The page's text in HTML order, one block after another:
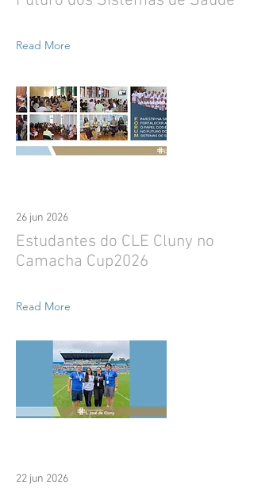
Read More
26 jun 2026
Estudantes do CLE Cluny no
Camacha Cup2026
Read More
22 jun 2026